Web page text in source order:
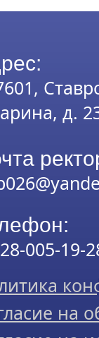
д.
005-19-
на